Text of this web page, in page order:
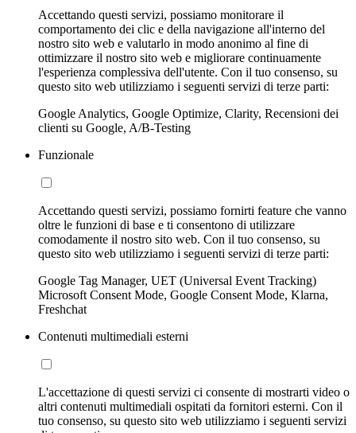
Accettando questi servizi, possiamo monitorare il
comportamento dei clic e della navigazione all'interno del
nostro sito web e valutarlo in modo anonimo al fine di
ottimizzare il nostro sito web e migliorare continuamente
l'esperienza complessiva dell'utente. Con il tuo consenso, su
questo sito web utilizziamo i seguenti servizi di terze parti:
Google Analytics, Google Optimize, Clarity, Recensioni dei
clienti su Google, A/B-Testing
Funzionale
Accettando questi servizi, possiamo fornirti feature che vanno
oltre le funzioni di base e ti consentono di utilizzare
comodamente il nostro sito web. Con il tuo consenso, su
questo sito web utilizziamo i seguenti servizi di terze parti:
Google Tag Manager, UET (Universal Event Tracking)
Microsoft Consent Mode, Google Consent Mode, Klarna,
Freshchat
Contenuti multimediali esterni
L'accettazione di questi servizi ci consente di mostrarti video o
altri contenuti multimediali ospitati da fornitori esterni. Con il
tuo consenso, su questo sito web utilizziamo i seguenti servizi